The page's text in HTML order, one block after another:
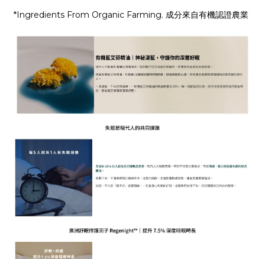
*Ingredients From Organic Farming. 成分來自有機認證農業